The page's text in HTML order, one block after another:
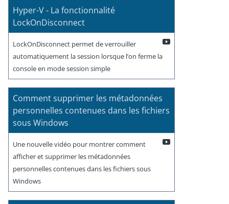
Hyper-V - La fonctionnalité
LockOnDisconnect
LockOnDisconnect permet de verrouiller
automatiquement la session lorsque l’on ferme la
console en mode session simple
Comment supprimer les métadonnées
personnelles contenues dans les fichiers
sous Windows
Une nouvelle vidéo pour montrer comment
afficher et supprimer les métadonnées
personnelles contenues dans les fichiers sous
Windows